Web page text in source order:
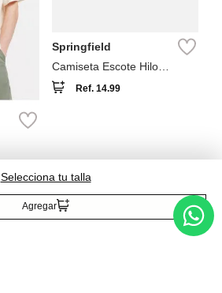
Selecciona tu talla
Agregar
Springfield
Camiseta Escote Hilo
Trenzado con Lino
Ref. 14.99